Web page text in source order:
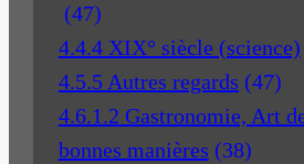
(47)
4.4.4 XIX° siècle (science)
4.5.5 Autres regards (47)
4.6.1.2 Gastronomie, Art
bonnes manières (38)